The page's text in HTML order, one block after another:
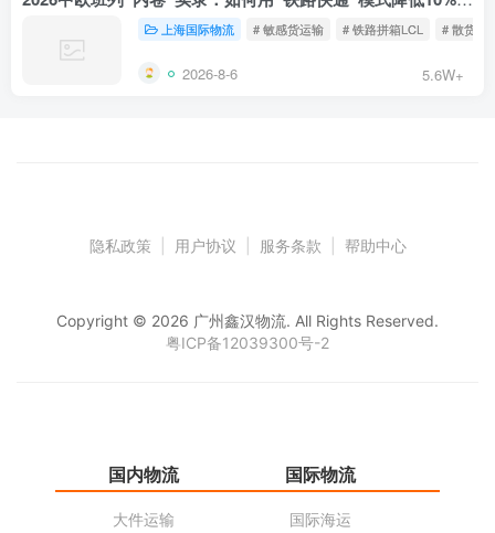
上海国际物流 # 敏感货运输 # 铁路拼箱LCL # 散货铁
2026-8-6 5.6W+
隐私政策 用户协议 服务条款 帮助中心
Copyright © 2026 广州鑫汉物流. All Rights Reserved.
粤ICP备12039300号-2
国内物流
大件运输
国际物流
国际海运